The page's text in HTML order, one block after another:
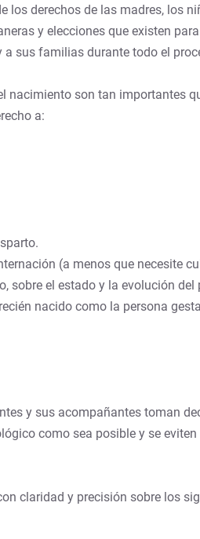
los derechos de las madres, los
y elecciones que existen
sus familias durante todo el
son tan importantes
a:
(a menos que necesite
el estado y la evolución del
nacido como la persona
y sus acompañantes toman
como sea posible y se
claridad y precisión sobre los